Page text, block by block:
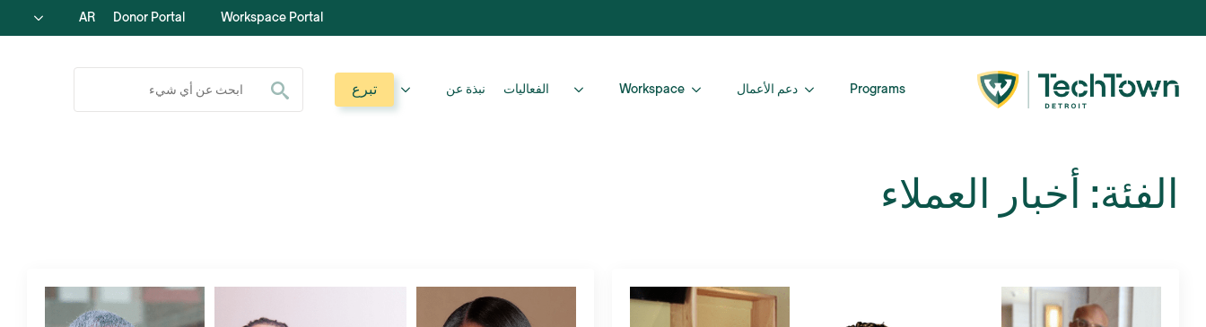
Workspace Portal
Donor Portal
AR
Programs دعم الأعمال Workspace الفعاليات نبذة عن تبرع
ابحث عن:
الفئة: أخبار العملاء